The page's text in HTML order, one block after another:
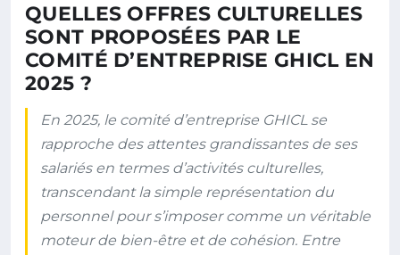
QUELLES OFFRES CULTURELLES
SONT PROPOSÉES PAR LE
COMITÉ D’ENTREPRISE GHICL EN
2025 ?
En 2025, le comité d’entreprise GHICL se
rapproche des attentes grandissantes de ses
salariés en termes d’activités culturelles,
transcendant la simple représentation du
personnel pour s’imposer comme un véritable
moteur de bien-être et de cohésion. Entre